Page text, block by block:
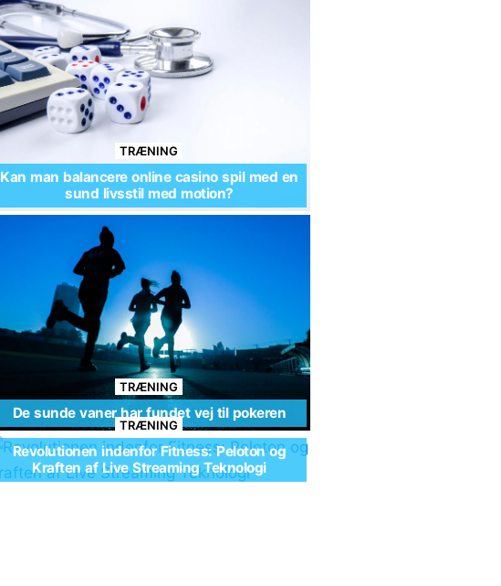
TRÆNING
Kan man balancere online casino spil med en
sund livsstil med motion?
TRÆNING
De sunde vaner har fundet vej til pokeren
TRÆNING
Revolutionen indenfor Fitness: Peloton og
Kraften af Live Streaming Teknologi